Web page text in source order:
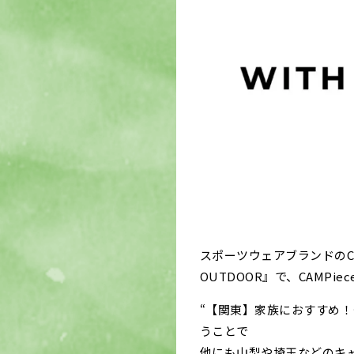
スポーツウェアブランド
OUTDOOR』で、
“【関東】家族におすすめ
うことで